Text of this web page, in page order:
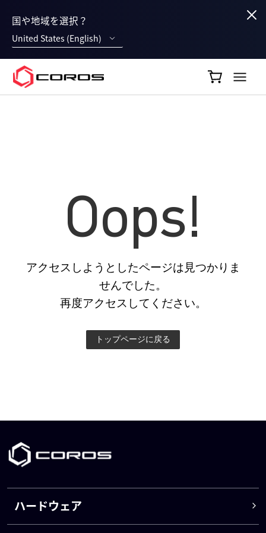
国や地域を選択？
United States (English)
COROS JP
Oops!
アクセスしようとしたページは見つかりま
せんでした。
再度アクセスしてください。
トップページに戻る
ハードウェア